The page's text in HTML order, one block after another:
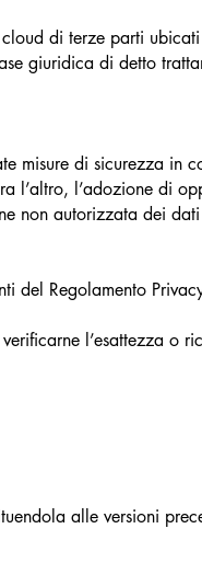
di terze parti
giuridica di detto
misure di sicurezza in
l’altro, l’adozione di
non autorizzata dei
del Regolamento
l’esattezza o
alle versioni